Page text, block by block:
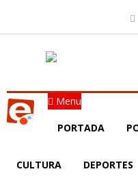
Menu
PORTADA
CULTURA DEPORTES